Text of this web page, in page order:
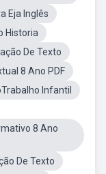
Eja Inglês
Historia
De Texto
8 Ano PDF
Infantil
8 Ano
De Texto